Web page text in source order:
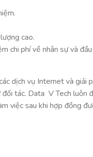
cao.
chi phí về nhân sự và
dịch vụ Internet và giải
tác. Data V Tech luôn
việc sau khi hợp đồng